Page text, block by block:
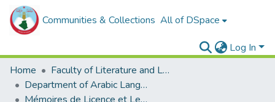
Communities & Collections All of DSpace
Log In
Home
Faculty of Literature and Languages
Department of Arabic Language and Literature